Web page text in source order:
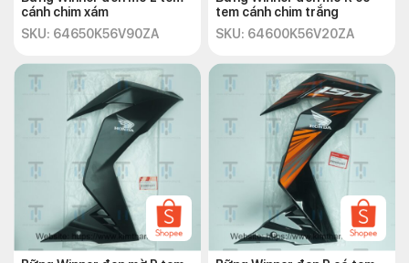
cánh chim xám
SKU: 64650K56V90ZA
tem cánh chim trắng
SKU: 64600K56V20ZA